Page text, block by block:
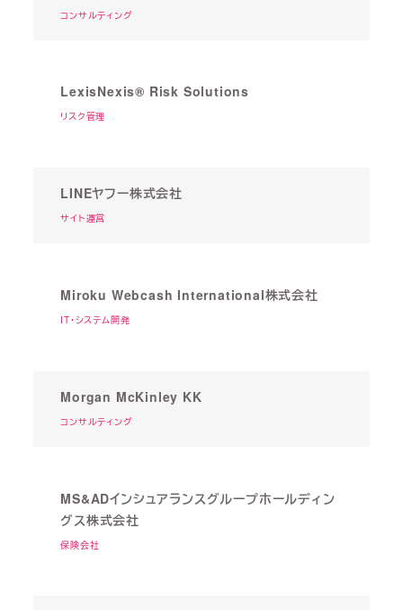
コンサルティング
LexisNexis® Risk Solutions
リスク管理
LINEヤフー株式会社
サイト運営
Miroku Webcash International株式会社
IT・システム開発
Morgan McKinley KK
コンサルティング
MS&ADインシュアランスグループホールディン
グス株式会社
保険会社